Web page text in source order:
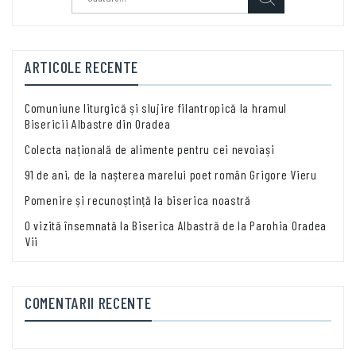
ARTICOLE RECENTE
Comuniune liturgică și slujire filantropică la hramul
Bisericii Albastre din Oradea
Colecta națională de alimente pentru cei nevoiași
91 de ani, de la nașterea marelui poet român Grigore Vieru
Pomenire și recunoștință la biserica noastră
O vizită însemnată la Biserica Albastră de la Parohia Oradea
Vii
COMENTARII RECENTE